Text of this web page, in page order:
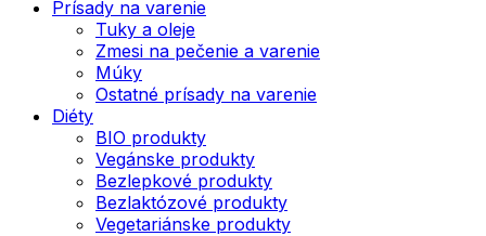
Prísady na varenie
Tuky a oleje
Zmesi na pečenie a varenie
Múky
Ostatné prísady na varenie
Diéty
BIO produkty
Vegánske produkty
Bezlepkové produkty
Bezlaktózové produkty
Vegetariánske produkty